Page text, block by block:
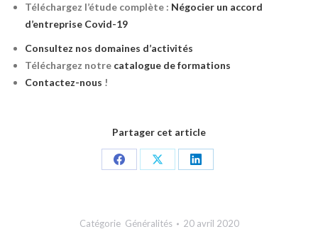
Téléchargez l’étude complète : Négocier un accord
d’entreprise Covid-19
Consultez nos domaines d’activités
Téléchargez notre catalogue de formations
Contactez-nous !
Partager cet article
Share
Share
Share
Catégorie Généralités 20 avril 2020